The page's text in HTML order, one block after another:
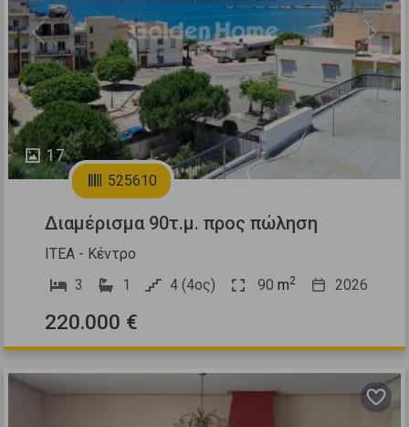
17
Previous Next
525610
Διαμέρισμα 90τ.μ. προς πώληση
ΙΤΕΑ - Κέντρο
3
1 4 (4ος) 90 m2 2026
220.000 €